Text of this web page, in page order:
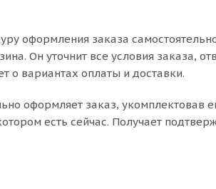
оформления заказа
Он уточнит все условия заказа,
о вариантах оплаты и доставки.
оформляет заказ, укомплектовав
есть сейчас. Получает